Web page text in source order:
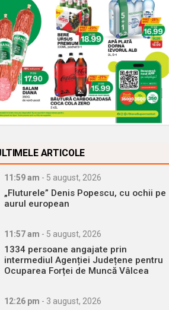
ARTICOLE
11:59 am - 5 august, 2026
„Fluturele” Denis Popescu, cu ochii pe
aurul european
11:57 am - 5 august, 2026
1334 persoane angajate prin
intermediul Agenției Județene pentru
Ocuparea Forței de Muncă Vâlcea
12:26 pm - 3 august, 2026